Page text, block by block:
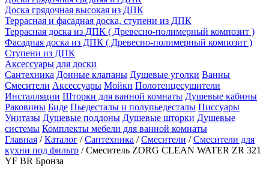
Доска грядочная высокая из ДПК
Террасная и фасадная доска, ступени из ДПК
Террасная доска из ДПК ( Древесно-полимерный композит )
Фасадная доска из ДПК ( Древесно-полимерный композит )
Ступени из ДПК
Аксессуары для доски
Сантехника Донные клапаны Душевые уголки Ванны
Смесители Аксессуары Мойки Полотенцесушители
Инсталляции Шторки для ванной комнаты Душевые кабины
Раковины Биде Пьедесталы и полупьедесталы Писсуары
Унитазы Душевые поддоны Душевые шторки Душевые
системы Комплекты мебели для ванной комнаты
Главная / Каталог / Сантехника / Смесители / Смесители для
кухни под фильтр /Смеситель ZORG CLEAN WATER ZR 321
YF BR Бронза